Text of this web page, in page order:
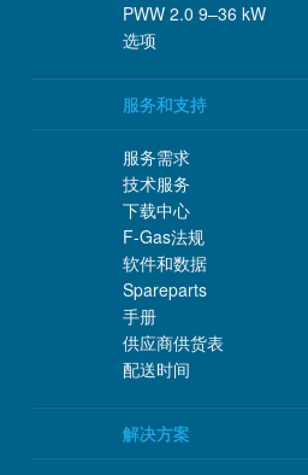
PWW 2.0 9–36 kW
选项
服务和支持
服务需求
技术服务
下载中心
F-Gas法规
软件和数据
Spareparts
手册
供应商供货表
配送时间
解决方案